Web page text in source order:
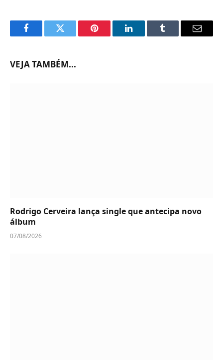
FacebookTwitter Pinterest LinkedInTumblr Email
VEJA TAMBÉM...
Rodrigo Cerveira lança single que antecipa novo
álbum
07/08/2026